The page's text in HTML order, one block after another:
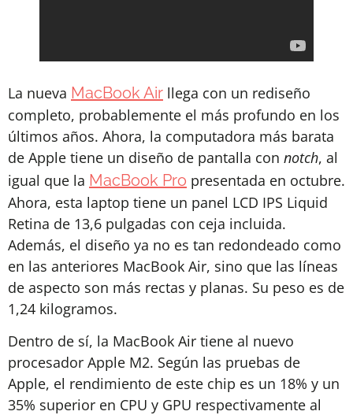
La nueva MacBook Air llega con un rediseño
completo, probablemente el más profundo en los
últimos años. Ahora, la computadora más barata
de Apple tiene un diseño de pantalla con notch, al
igual que la MacBook Pro presentada en octubre.
Ahora, esta laptop tiene un panel LCD IPS Liquid
Retina de 13,6 pulgadas con ceja incluida.
Además, el diseño ya no es tan redondeado como
en las anteriores MacBook Air, sino que las líneas
de aspecto son más rectas y planas. Su peso es de
1,24 kilogramos.
Dentro de sí, la MacBook Air tiene al nuevo
procesador Apple M2. Según las pruebas de
Apple, el rendimiento de este chip es un 18% y un
35% superior en CPU y GPU respectivamente al